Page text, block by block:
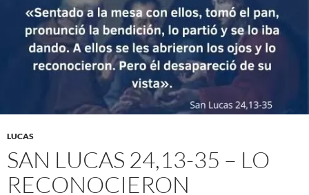
LUCAS
SAN LUCAS 24,13-35 – LO
RECONOCIERON